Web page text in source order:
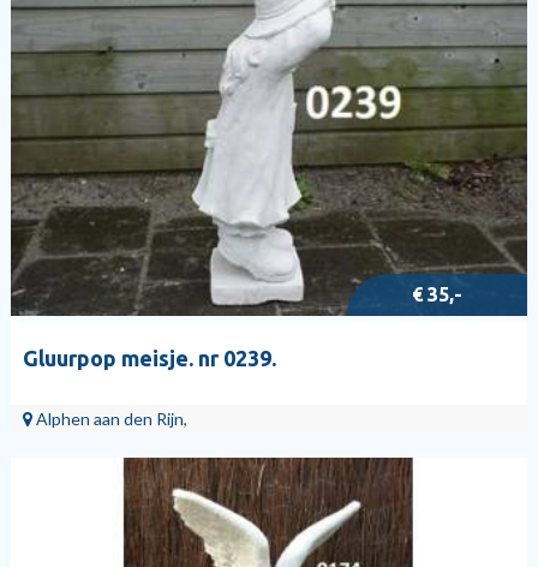
€ 35,-
Gluurpop meisje. nr 0239.
Alphen aan den Rijn,